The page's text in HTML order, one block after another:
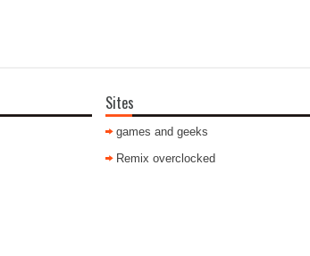
Sites
games and geeks
Remix overclocked